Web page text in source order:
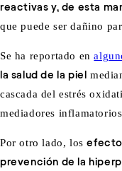
reactivas y, de esta
que puede ser dañino
Se ha reportado en
la salud de la piel
cascada del estrés
mediadores
Por otro lado, los
prevención de la